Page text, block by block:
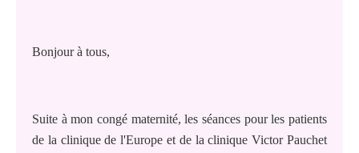
Bonjour à tous,
Suite à mon congé maternité, les séances pour les patients
de la clinique de l'Europe et de la clinique Victor Pauchet